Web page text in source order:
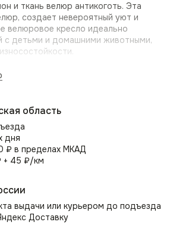
и ткань велюр антикоготь. Эта
создает невероятный уют и
велюровое кресло идеально
с детьми и домашними животными,
Enigma (Энигма) обладает
который позволяет свободно
делает его идеальным выбором для
потребоваться быстро и легко
взгляда или общаться с людьми в
уровнем износостойкости и
просто протрите его влажными
загрязнения удалите мыльным
область
дня
₽ в пределах МКАД
+ 45 ₽/км
выдачи или курьером до подъезда
Доставку